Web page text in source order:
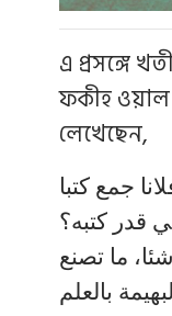
এ প্রসঙ্গে
ফকীহ ওয়াল
লেখেছেন,
جمع كتبا
قدر كتبه؟
ما تصنع